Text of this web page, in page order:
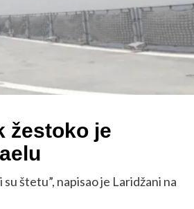
žestoko je
štetu”, napisao je Laridžani na